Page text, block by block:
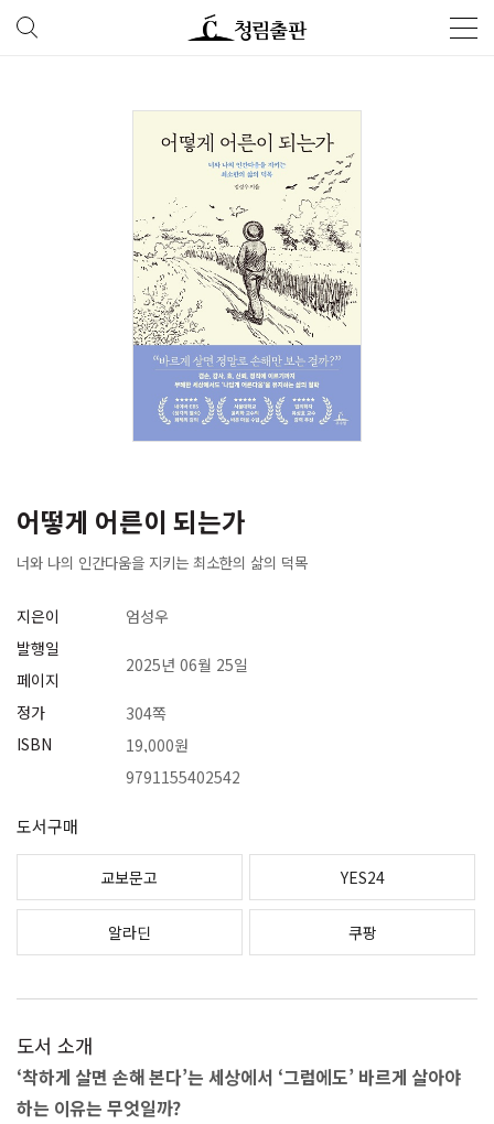
어떻게 어른이 되는가
너와 나의 인간다움을 지키는 최소한의 삶의 덕목
지은이
발행일
페이지
정가
ISBN
엄성우
2025년 06월 25일
304쪽
19,000원
9791155402542
도서구매
교보문고 YES24
알라딘 쿠팡
도서 소개
‘착하게 살면 손해 본다’는 세상에서 ‘그럼에도’ 바르게 살아야
하는 이유는 무엇일까?